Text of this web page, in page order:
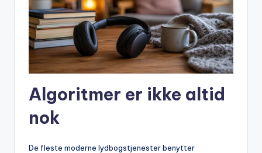
Algoritmer er ikke altid
nok
De fleste moderne lydbogstjenester benytter